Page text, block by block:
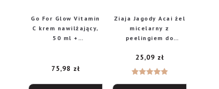
Go For Glow Vitamin
C krem nawilżający,
50 ml +
krem do rąk i
75,98 zł
Ziaja Jagody Acai żel
micelarny z
peelingiem do
25,09 zł